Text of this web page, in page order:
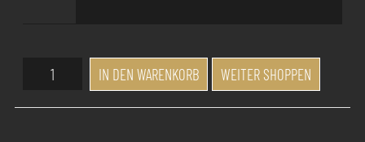
Success
Parfum
IN DEN WARENKORB WEITER SHOPPEN